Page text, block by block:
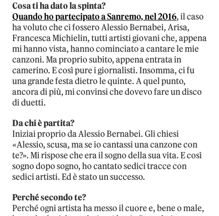
Cosa ti ha dato la spinta?
Quando ho partecipato a Sanremo, nel 2016, il caso
ha voluto che ci fossero Alessio Bernabei, Arisa,
Francesca Michielin, tutti artisti giovani che, appena
mi hanno vista, hanno cominciato a cantare le mie
canzoni. Ma proprio subito, appena entrata in
camerino. E così pure i giornalisti. Insomma, ci fu
una grande festa dietro le quinte. A quel punto,
ancora di più, mi convinsi che dovevo fare un disco
di duetti.
Da chi è partita?
Iniziai proprio da Alessio Bernabei. Gli chiesi
«Alessio, scusa, ma se io cantassi una canzone con
te?». Mi rispose che era il sogno della sua vita. E così
sogno dopo sogno, ho cantato sedici tracce con
sedici artisti. Ed è stato un successo.
Perché secondo te?
Perché ogni artista ha messo il cuore e, bene o male,